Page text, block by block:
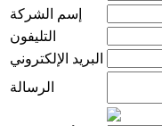
إسم الشركة
التليفون
البريد الإلكتروني
الرسالة